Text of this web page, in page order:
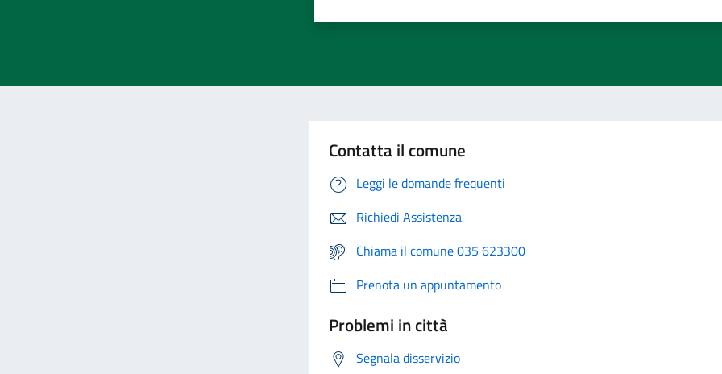
Contatta il comune
Leggi le domande frequenti
Richiedi Assistenza
Chiama il comune 035 623300
Prenota un appuntamento
Problemi in città
Segnala disservizio